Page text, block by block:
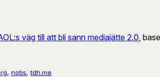
väg till att bli sann mediajätte 2.0 ,
, notis, tdh.me